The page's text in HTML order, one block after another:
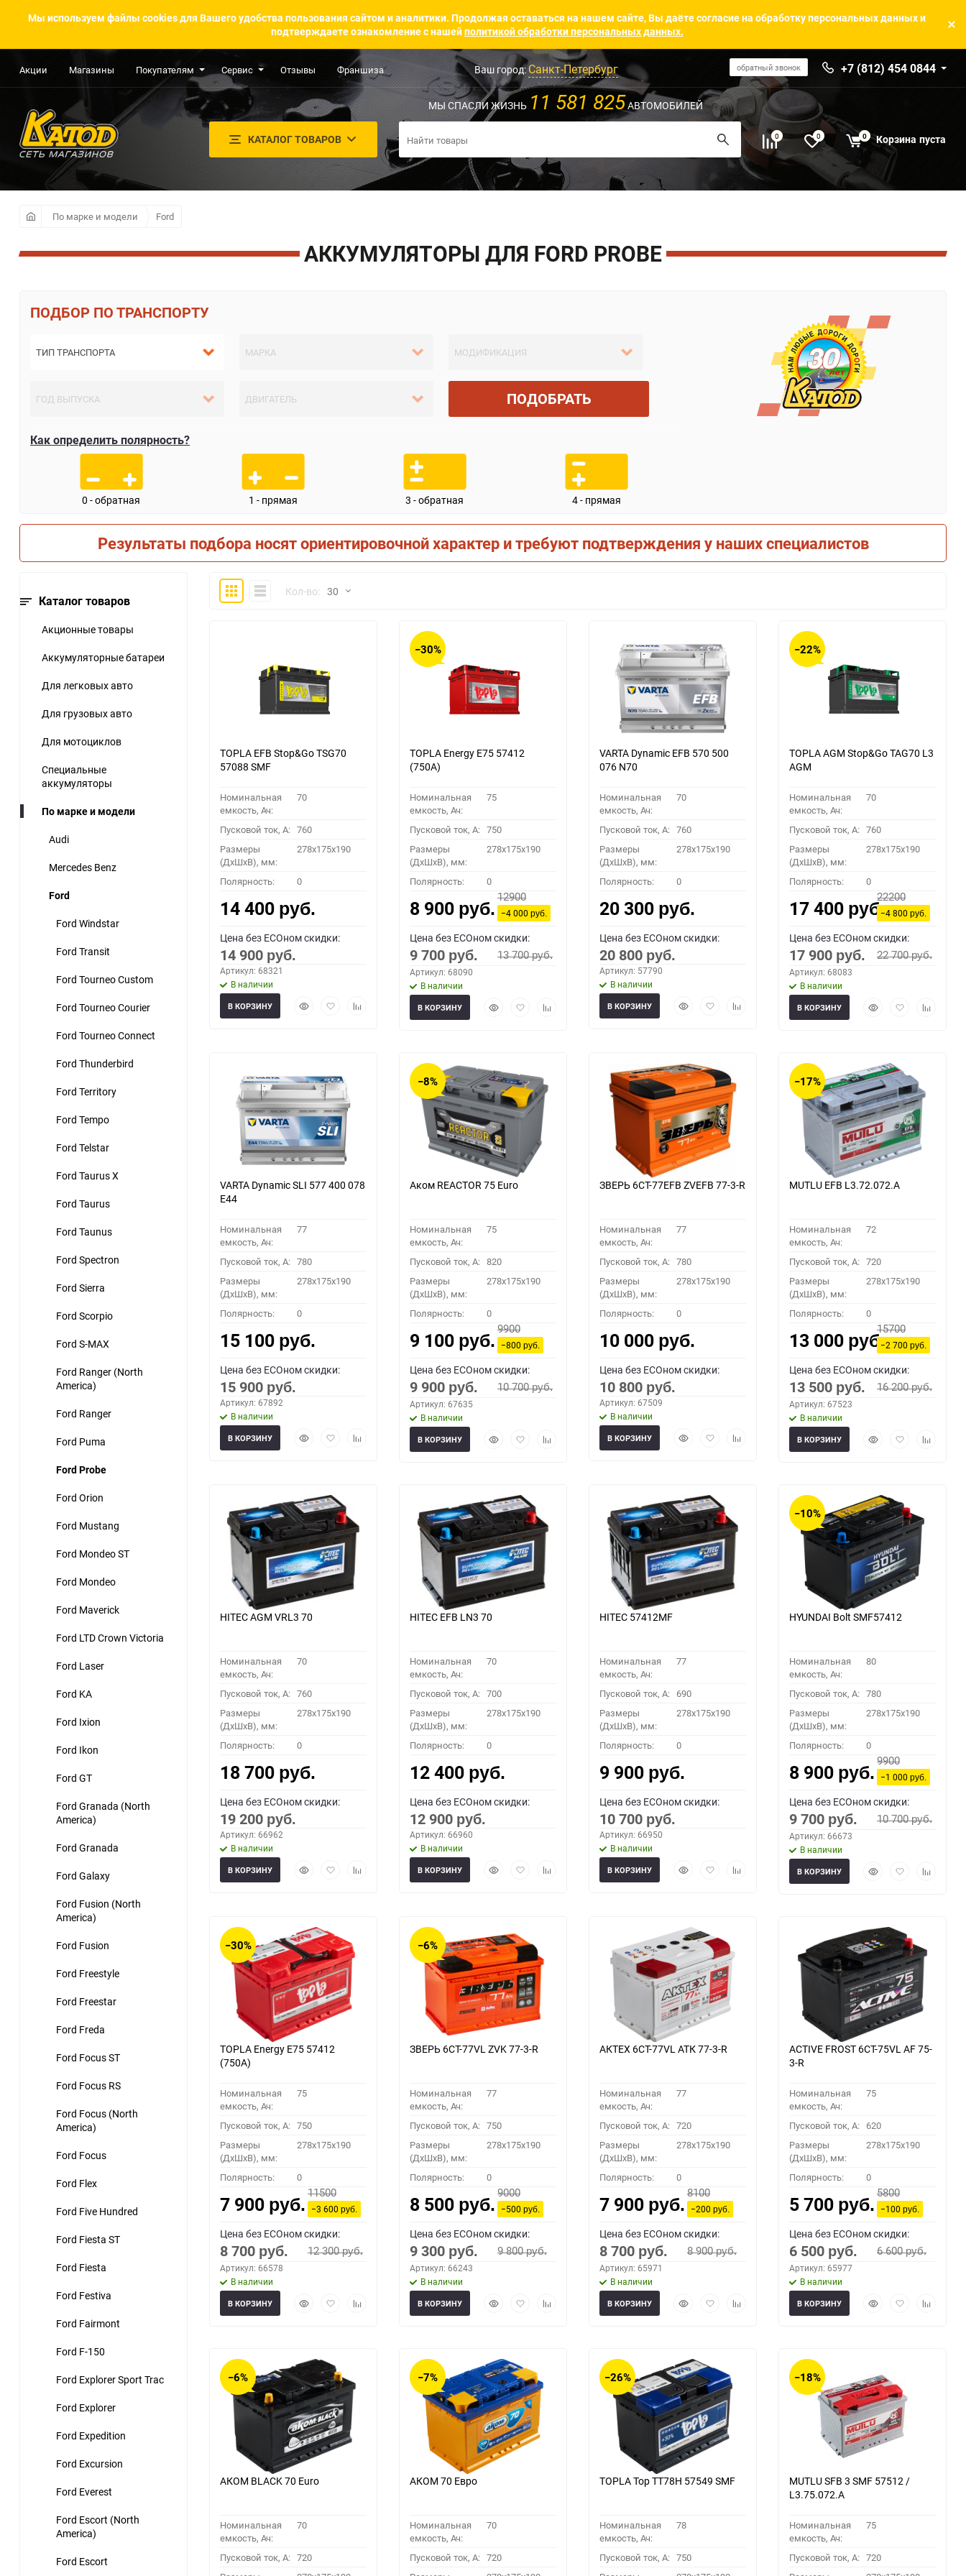
Мы используем файлы cookies для Вашего удобства пользования сайтом и аналитики. Продолжая оставаться на нашем сайте, Вы даёте согласие на обработку персональных данных и
подтверждаете ознакомление с нашейполитикой обработки персональных данных.
Акции Магазины Покупателям Сервис Отзывы Франшиза Ваш город:Санкт-Петербург обратный звонок +7 (812) 454 0844
КАТАЛОГ ТОВАРОВ
МЫ СПАСЛИ ЖИЗНЬ 11 581 825АВТОМОБИЛЕЙ
0 0 0 Корзина пуста
По марке и модели Ford
АККУМУЛЯТОРЫ ДЛЯ FORD PROBE
ПО ТРАНСПОРТУ
ПОДОБРАТЬ
Как определить полярность?
0 - обратная 1 - прямая 3 - обратная 4 - прямая
Результаты подбора носят ориентировочной характер и требуют подтверждения у наших специалистов
Каталог товаров
Акционные товары
Аккумуляторные батареи
Для легковых авто
Для грузовых авто
Для мотоциклов
Специальные
аккумуляторы
По марке и модели
Audi
Mercedes Benz
Ford
Ford Windstar
Ford Transit
Ford Tourneo Custom
Ford Tourneo Courier
Ford Tourneo Connect
Ford Thunderbird
Ford Territory
Ford Tempo
Ford Telstar
Ford Taurus X
Ford Taurus
Ford Taunus
Ford Spectron
Ford Sierra
Ford Scorpio
Ford S-MAX
Ford Ranger (North
America)
Ford Ranger
Ford Puma
Ford Probe
Ford Orion
Ford Mustang
Ford Mondeo ST
Ford Mondeo
Ford Maverick
Ford LTD Crown Victoria
Ford Laser
Ford KA
Ford Ixion
Ford Ikon
Ford GT
Ford Granada (North
America)
Ford Granada
Ford Galaxy
Ford Fusion (North
America)
Ford Fusion
Ford Freestyle
Ford Freestar
Ford Freda
Ford Focus ST
Ford Focus RS
Ford Focus (North
America)
Ford Focus
Ford Flex
Ford Five Hundred
Ford Fiesta ST
Ford Fiesta
Ford Festiva
Ford Fairmont
Ford F-150
Ford Explorer Sport Trac
Ford Explorer
Ford Expedition
Ford Excursion
Ford Everest
Ford Escort (North
America)
Ford Escort
ПлиткаКомпактноКол-во: 30
60
90
TOPLA EFB Stop&Go TSG70
57088 SMF
Номинальная
емкость, Ач:
70
Пусковой ток, A: 760
Размеры
(ДхШхВ), мм:
278x175x190
Полярность: 0
14 400 руб.
Цена без ECOном скидки:
14 900 руб.
Артикул: 68321
В наличии
БыстрыйДобавитьДобавить
В КОРЗИНУ
−30%
TOPLA Energy E75 57412
(750A)
Номинальная
емкость, Ач:
75
Пусковой ток, A: 750
Размеры
(ДхШхВ), мм:
278x175x190
Полярность: 0
8 900 руб.
12900
−4 000руб.
Цена без ECOном скидки:
9 700 руб. 13 700руб.
Артикул: 68090
В наличии
БыстрыйДобавитьДобавить
В КОРЗИНУ
VARTA Dynamic EFB 570 500
076 N70
Номинальная
емкость, Ач:
70
Пусковой ток, A: 760
Размеры
(ДхШхВ), мм:
278x175x190
Полярность: 0
20 300 руб.
Цена без ECOном скидки:
20 800 руб.
Артикул: 57790
В наличии
БыстрыйДобавитьДобавить
В КОРЗИНУ
−22%
TOPLA AGM Stop&Go TAG70 L3
AGM
Номинальная
емкость, Ач:
70
Пусковой ток, A: 760
Размеры
(ДхШхВ), мм:
278x175x190
Полярность: 0
17 400 руб.
22200
−4 800руб.
Цена без ECOном скидки:
17 900 руб. 22 700руб.
Артикул: 68083
В наличии
БыстрыйДобавитьДобавить
В КОРЗИНУ
VARTA Dynamic SLI 577 400 078
E44
Номинальная
емкость, Ач:
77
Пусковой ток, A: 780
Размеры
(ДхШхВ), мм:
278x175x190
Полярность: 0
15 100 руб.
Цена без ECOном скидки:
15 900 руб.
Артикул: 67892
В наличии
БыстрыйДобавитьДобавить
В КОРЗИНУ
−8%
Аком REACTOR 75 Euro
Номинальная
емкость, Ач:
75
Пусковой ток, A: 820
Размеры
(ДхШхВ), мм:
278x175x190
Полярность: 0
9 100 руб.
9900
−800руб.
Цена без ECOном скидки:
9 900 руб. 10 700руб.
Артикул: 67635
В наличии
БыстрыйДобавитьДобавить
В КОРЗИНУ
ЗВЕРЬ 6CT-77EFB ZVEFB 77-3-R
Номинальная
емкость, Ач:
77
Пусковой ток, A: 780
Размеры
(ДхШхВ), мм:
278x175x190
Полярность: 0
10 000 руб.
Цена без ECOном скидки:
10 800 руб.
Артикул: 67509
В наличии
БыстрыйДобавитьДобавить
В КОРЗИНУ
−17%
MUTLU EFB L3.72.072.A
Номинальная
емкость, Ач:
72
Пусковой ток, A: 720
Размеры
(ДхШхВ), мм:
278x175x190
Полярность: 0
13 000 руб.
15700
−2 700руб.
Цена без ECOном скидки:
13 500 руб. 16 200руб.
Артикул: 67523
В наличии
БыстрыйДобавитьДобавить
В КОРЗИНУ
HITEC AGM VRL3 70
Номинальная
емкость, Ач:
70
Пусковой ток, A: 760
Размеры
(ДхШхВ), мм:
278x175x190
Полярность: 0
18 700 руб.
Цена без ECOном скидки:
19 200 руб.
Артикул: 66962
В наличии
БыстрыйДобавитьДобавить
В КОРЗИНУ
HITEC EFB LN3 70
Номинальная
емкость, Ач:
70
Пусковой ток, A: 700
Размеры
(ДхШхВ), мм:
278x175x190
Полярность: 0
12 400 руб.
Цена без ECOном скидки:
12 900 руб.
Артикул: 66960
В наличии
БыстрыйДобавитьДобавить
В КОРЗИНУ
HITEC 57412MF
Номинальная
емкость, Ач:
77
Пусковой ток, A: 690
Размеры
(ДхШхВ), мм:
278x175x190
Полярность: 0
9 900 руб.
Цена без ECOном скидки:
10 700 руб.
Артикул: 66950
В наличии
БыстрыйДобавитьДобавить
В КОРЗИНУ
−10%
HYUNDAI Bolt SMF57412
Номинальная
емкость, Ач:
80
Пусковой ток, A: 780
Размеры
(ДхШхВ), мм:
278x175x190
Полярность: 0
8 900 руб.
9900
−1 000руб.
Цена без ECOном скидки:
9 700 руб. 10 700руб.
Артикул: 66673
В наличии
БыстрыйДобавитьДобавить
В КОРЗИНУ
−30%
TOPLA Energy E75 57412
(750A)
Номинальная
емкость, Ач:
75
Пусковой ток, A: 750
Размеры
(ДхШхВ), мм:
278x175x190
Полярность: 0
7 900 руб.
11500
−3 600руб.
Цена без ECOном скидки:
8 700 руб. 12 300руб.
Артикул: 66578
В наличии
БыстрыйДобавитьДобавить
В КОРЗИНУ
−6%
ЗВЕРЬ 6СТ-77VL ZVK 77-3-R
Номинальная
емкость, Ач:
77
Пусковой ток, A: 750
Размеры
(ДхШхВ), мм:
278x175x190
Полярность: 0
8 500 руб.
9000
−500руб.
Цена без ECOном скидки:
9 300 руб. 9 800руб.
Артикул: 66243
В наличии
БыстрыйДобавитьДобавить
В КОРЗИНУ
АКТЕХ 6СТ-77VL АТК 77-3-R
Номинальная
емкость, Ач:
77
Пусковой ток, A: 720
Размеры
(ДхШхВ), мм:
278x175x190
Полярность: 0
7 900 руб.
8100
−200руб.
Цена без ECOном скидки:
8 700 руб. 8 900руб.
Артикул: 65971
В наличии
БыстрыйДобавитьДобавить
В КОРЗИНУ
ACTIVE FROST 6СТ-75VL АF 75-
3-R
Номинальная
емкость, Ач:
75
Пусковой ток, A: 620
Размеры
(ДхШхВ), мм:
278x175x190
Полярность: 0
5 700 руб.
5800
−100руб.
Цена без ECOном скидки:
6 500 руб. 6 600руб.
Артикул: 65977
В наличии
БыстрыйДобавитьДобавить
В КОРЗИНУ
−6%
АКОМ BLACK 70 Euro
Номинальная
емкость, Ач:
70
Пусковой ток, A: 720
−7%
АКОМ 70 Евро
Номинальная
емкость, Ач:
70
Пусковой ток, A: 720
−26%
TOPLA Top TT78H 57549 SMF
Номинальная
емкость, Ач:
78
Пусковой ток, A: 750
−18%
MUTLU SFB 3 SMF 57512 /
L3.75.072.A
Номинальная
емкость, Ач:
75
Пусковой ток, A: 720